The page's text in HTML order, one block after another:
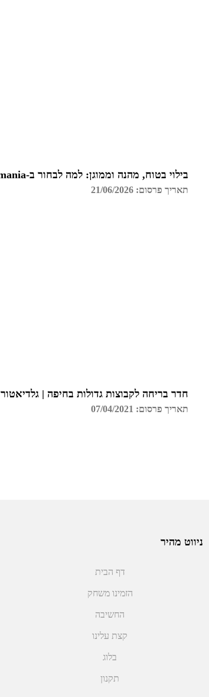
תאריך פרסום: 21/06/2026
חדר בריחה לקבוצות גדולות בחיפה | גלדיאטור
תאריך פרסום: 07/04/2021
ניווט מהיר
דף הבית
הזמינו משחק
החשיבה
קצת עלינו
בלוג
תקנון